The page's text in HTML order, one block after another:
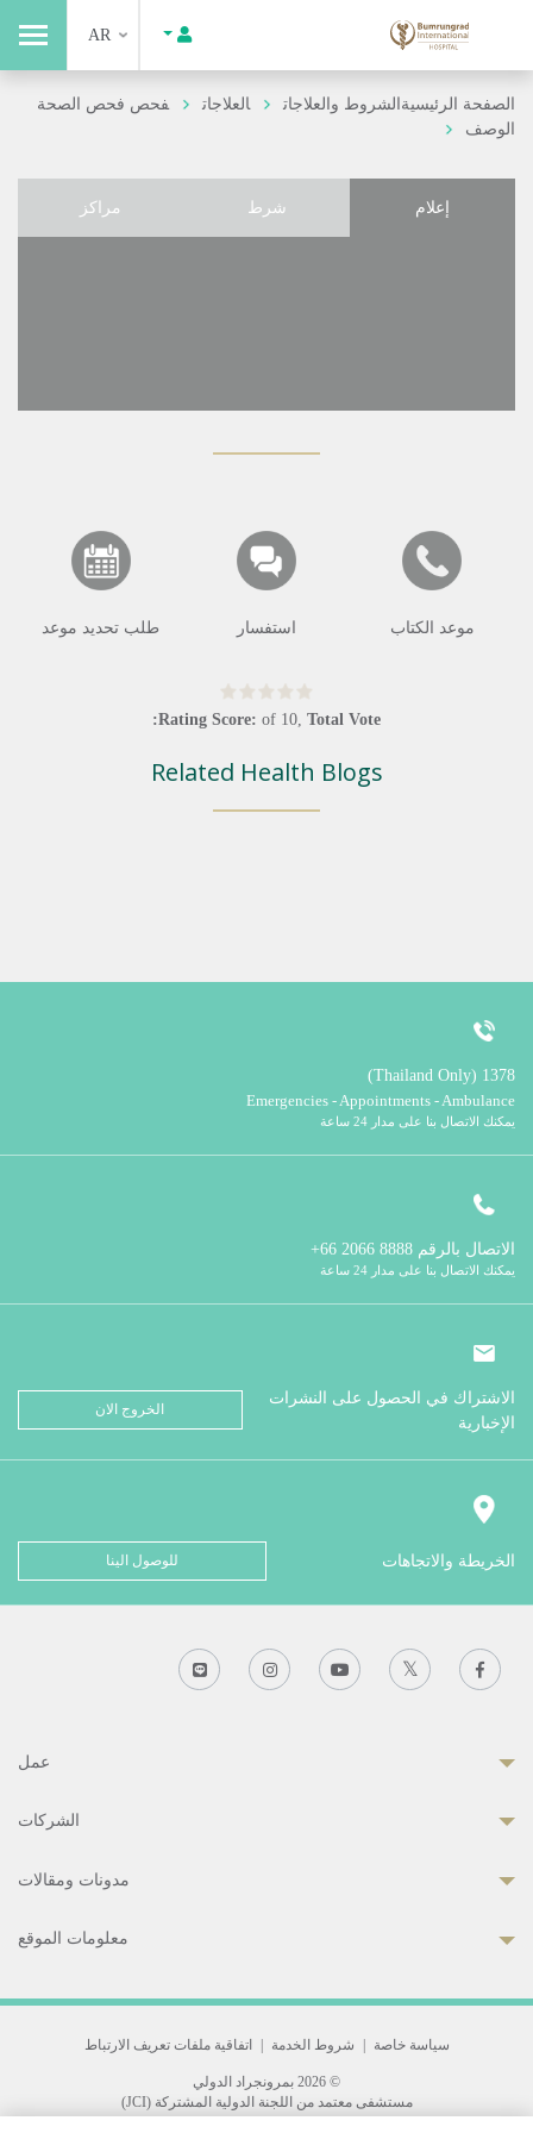
AR
الصفحة الرئيسيةالشروط والعلاجات العلاجات
فحص فحص الصحة
الوصف
إعلام شرط مراكز
موعد الكتاب استفسار طلب تحديد موعد
Rating Score: of 10, Total Vote:
Related Health Blogs
1378 (Thailand Only)
Emergencies - Appointments - Ambulance
يمكنك الاتصال بنا على مدار 24 ساعة
الاتصال بالرقم
يمكنك الاتصال بنا على مدار 24 ساعة
الاشتراك في الحصول على النشرات
الإخبارية
الخروج الان
الخريطة والاتجاهات للوصول الينا
عمل
الشركات
مدونات ومقالات
معلومات الموقع
سياسة خاصة شروط الخدمة اتفاقية ملفات تعريف الارتباط
© 2026 بمرونجراد الدولي
مستشفى معتمد من اللجنة الدولية المشتركة (JCI)